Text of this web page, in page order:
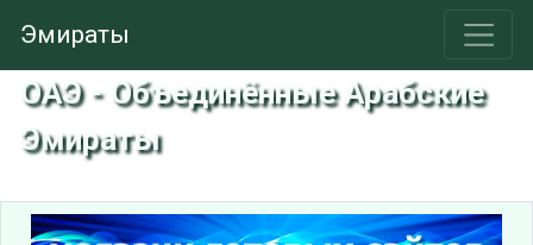
Эмираты
ОАЭ - Объединённые Арабские
Эмираты